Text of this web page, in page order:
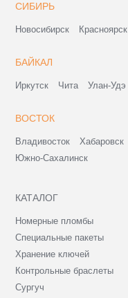
СИБИРЬ
Новосибирск Красноярск
БАЙКАЛ
Иркутск Чита Улан-Удэ
ВОСТОК
Владивосток Хабаровск
Южно-Сахалинск
КАТАЛОГ
Номерные пломбы
Специальные пакеты
Хранение ключей
Контрольные браслеты
Сургуч